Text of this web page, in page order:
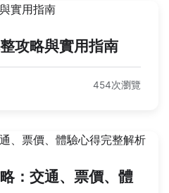
攻略與實用指南
454次瀏覽
：交通、票價、體